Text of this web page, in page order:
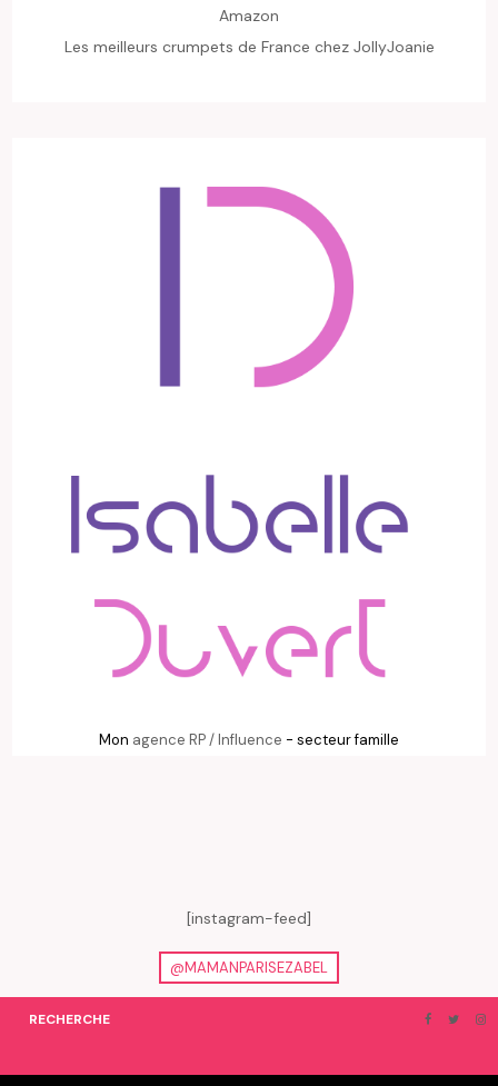
Amazon
Les meilleurs crumpets de France chez JollyJoanie
Mon agence RP / Influence - secteur famille
[instagram-feed]
@MAMANPARISEZABEL
RECHERCHE
ON EN PARLE… BLOGROLL